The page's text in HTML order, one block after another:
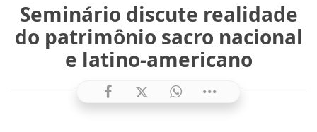
Seminário discute realidade
do patrimônio sacro nacional
e latino-americano